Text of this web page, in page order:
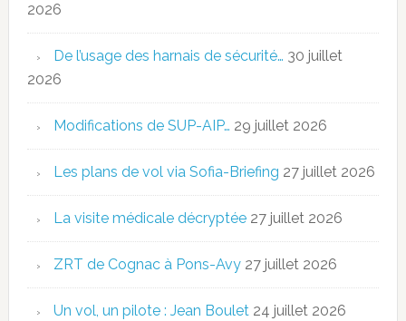
2026
De l’usage des harnais de sécurité… 30 juillet
2026
Modifications de SUP-AIP… 29 juillet 2026
Les plans de vol via Sofia-Briefing 27 juillet 2026
La visite médicale décryptée 27 juillet 2026
ZRT de Cognac à Pons-Avy 27 juillet 2026
Un vol, un pilote : Jean Boulet 24 juillet 2026